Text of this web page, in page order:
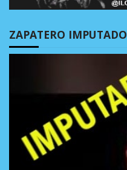
ZAPATERO IMPUTADO